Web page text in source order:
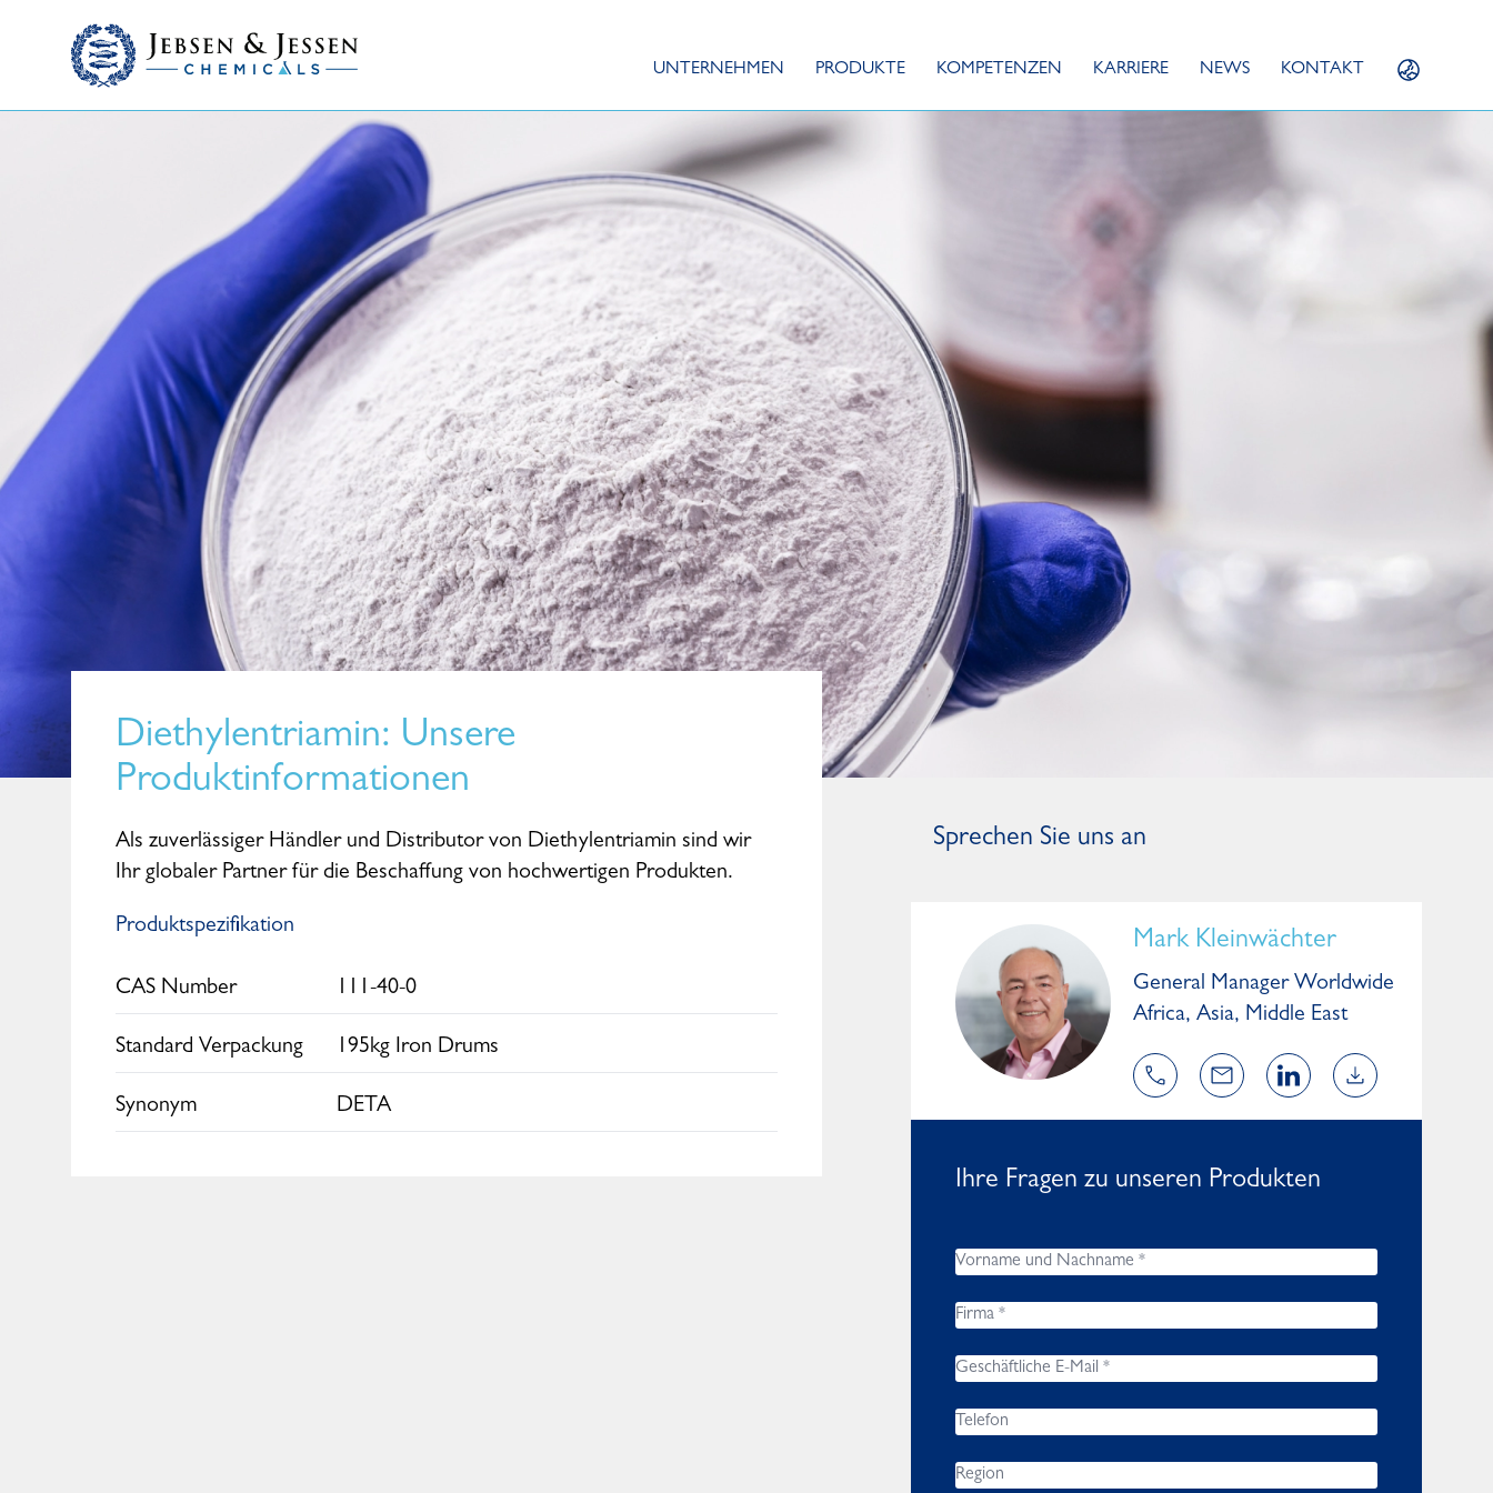
UNTERNEHMEN PRODUKTE KOMPETENZEN KARRIERE NEWS KONTAKT
Diethylentriamin: Unsere
Produktinformationen
Als zuverlässiger Händler und Distributor von Diethylentriamin sind wir
Ihr globaler Partner für die Beschaffung von hochwertigen Produkten.
Produktspezifikation
CAS Number 111-40-0
Standard Verpackung 195kg Iron Drums
Synonym DETA
Sprechen Sie uns an
Africa, Asia, Middle East
Mark Kleinwächter
General Manager Worldwide
Africa, Asia, Middle East
Ihre Fragen zu unseren Produkten